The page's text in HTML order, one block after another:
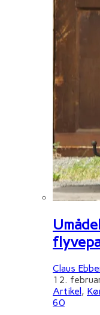
Claus
12.
Artikel,
60